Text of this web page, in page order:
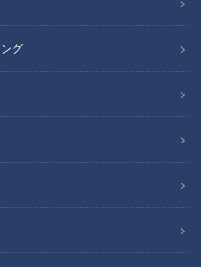
グ
八壺豆』をいただきます！【チャ